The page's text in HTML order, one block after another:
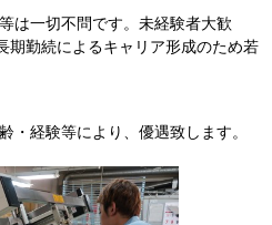
は一切不問です。未経験者大歓
勤続によるキャリア形成のため若
経験等により、優遇致します。